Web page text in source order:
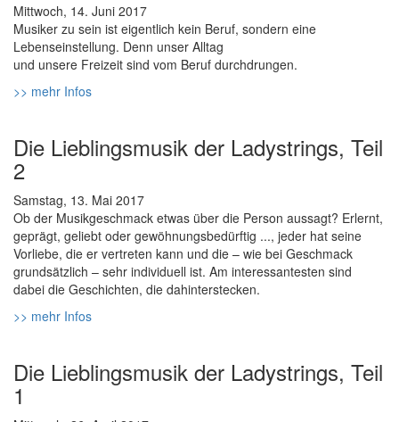
Mittwoch, 14. Juni 2017
Musiker zu sein ist eigentlich kein Beruf, sondern eine
Lebenseinstellung. Denn unser Alltag
und unsere Freizeit sind vom Beruf durchdrungen.
>> mehr Infos
Die Lieblingsmusik der Ladystrings, Teil
2
Samstag, 13. Mai 2017
Ob der Musikgeschmack etwas über die Person aussagt? Erlernt,
geprägt, geliebt oder gewöhnungsbedürftig ..., jeder hat seine
Vorliebe, die er vertreten kann und die – wie bei Geschmack
grundsätzlich – sehr individuell ist. Am interessantesten sind
dabei die Geschichten, die dahinterstecken.
>> mehr Infos
Die Lieblingsmusik der Ladystrings, Teil
1